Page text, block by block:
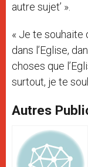
autre sujet’ ».
« Je te souhaite
dans l’Eglise,
choses que
surtout, je te
Autres